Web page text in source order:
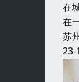
在
在
苏
23-